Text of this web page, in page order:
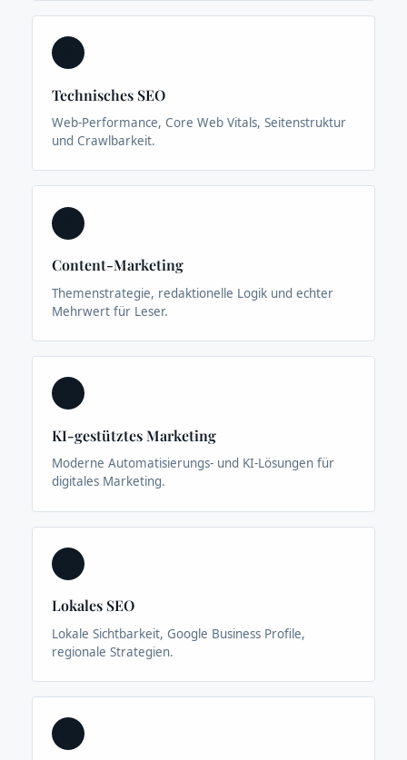
Technisches SEO
Web-Performance, Core Web Vitals, Seitenstruktur
und Crawlbarkeit.
Content-Marketing
Themenstrategie, redaktionelle Logik und echter
Mehrwert für Leser.
KI-gestütztes Marketing
Moderne Automatisierungs- und KI-Lösungen für
digitales Marketing.
Lokales SEO
Lokale Sichtbarkeit, Google Business Profile,
regionale Strategien.